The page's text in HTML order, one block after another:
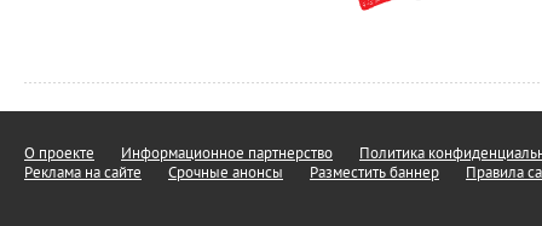
О проекте Информационное партнерство
Политика
Реклама на сайте
Срочные анонсы Разместить баннер Правила